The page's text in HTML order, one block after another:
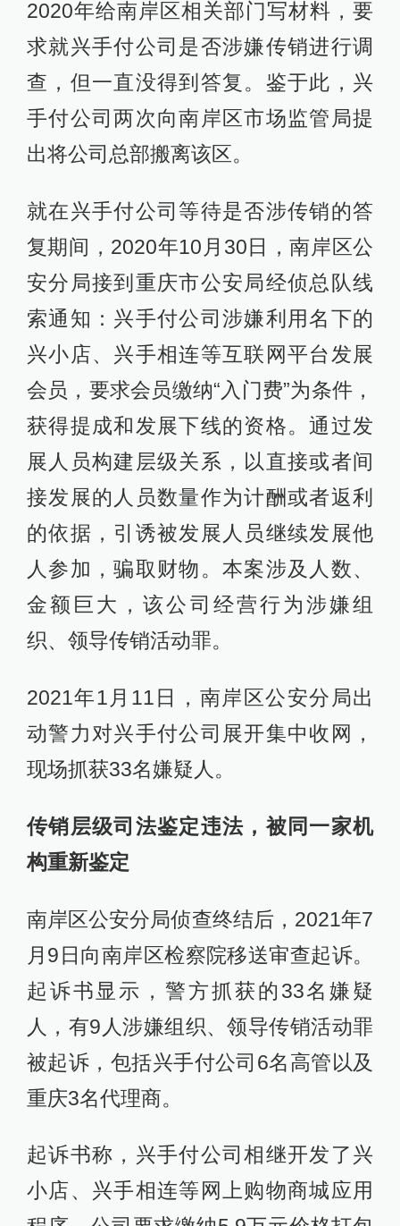
2020年给南岸区相关部门写材料，要
求就兴手付公司是否涉嫌传销进行调
查，但一直没得到答复。鉴于此，兴
手付公司两次向南岸区市场监管局提
出将公司总部搬离该区。
就在兴手付公司等待是否涉传销的答
复期间，2020年10月30日，南岸区公
安分局接到重庆市公安局经侦总队线
索通知：兴手付公司涉嫌利用名下的
兴小店、兴手相连等互联网平台发展
会员，要求会员缴纳“入门费”为条件，
获得提成和发展下线的资格。通过发
展人员构建层级关系，以直接或者间
接发展的人员数量作为计酬或者返利
的依据，引诱被发展人员继续发展他
人参加，骗取财物。本案涉及人数、
金额巨大，该公司经营行为涉嫌组
织、领导传销活动罪。
2021年1月11日，南岸区公安分局出
动警力对兴手付公司展开集中收网，
现场抓获33名嫌疑人。
传销层级司法鉴定违法，被同一家机
构重新鉴定
南岸区公安分局侦查终结后，2021年7
月9日向南岸区检察院移送审查起诉。
起诉书显示，警方抓获的33名嫌疑
人，有9人涉嫌组织、领导传销活动罪
被起诉，包括兴手付公司6名高管以及
重庆3名代理商。
起诉书称，兴手付公司相继开发了兴
小店、兴手相连等网上购物商城应用